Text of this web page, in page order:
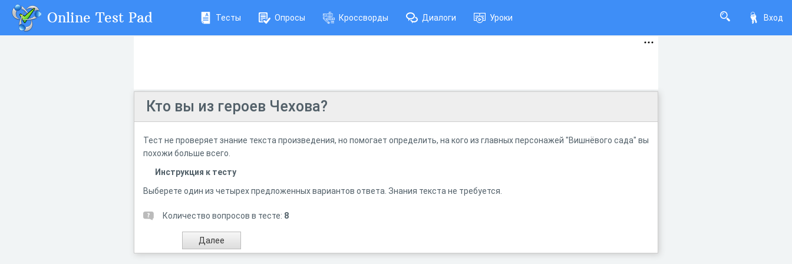
Вход
Online Test Pad Тесты Опросы Кроссворды Диалоги Уроки
Кто вы из героев Чехова?
Тест не проверяет знание текста произведения, но помогает определить, на кого из главных персонажей "Вишнёвого сада" вы
похожи больше всего.
Инструкция к тесту
Выберете один из четырех предложенных вариантов ответа. Знания текста не требуется.
Количество вопросов в тесте: 8